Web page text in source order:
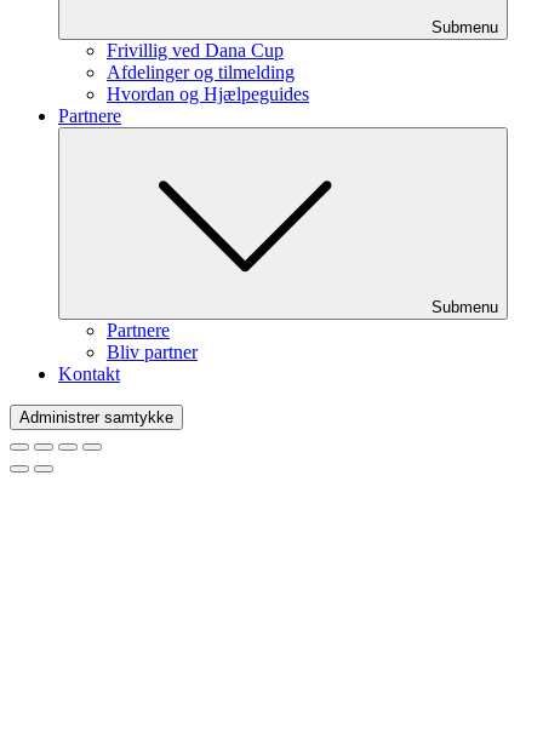
Submenu
Frivillig ved Dana Cup
Afdelinger og tilmelding
Hvordan og Hjælpeguides
Partnere
Submenu
Partnere
Bliv partner
Kontakt
Administrer samtykke